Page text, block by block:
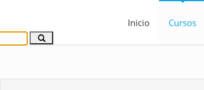
Inicio Cursos